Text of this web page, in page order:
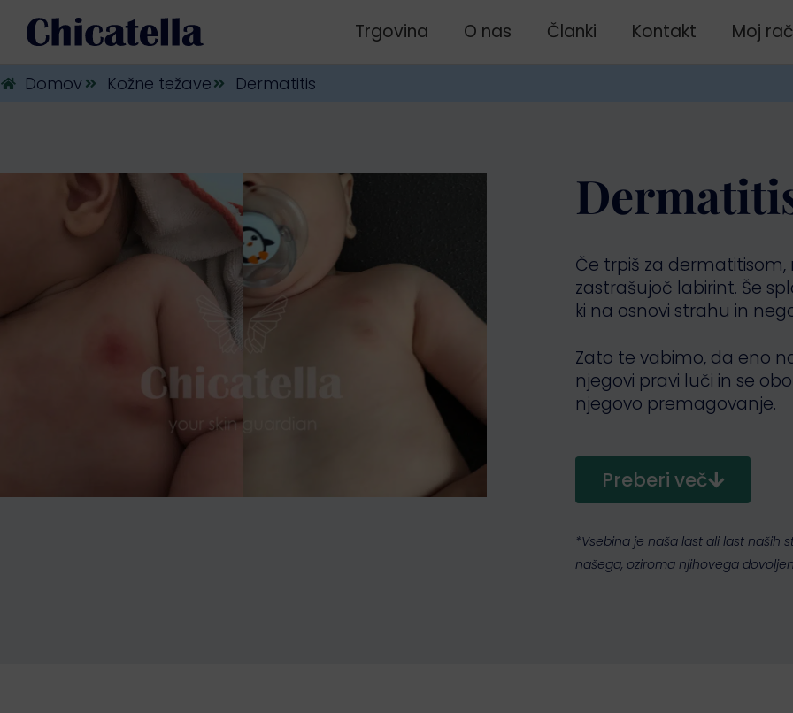
Trgovina O nas Članki Kontakt Moj
Domov Kožne težave Dermatitis
Če trpiš za
zastrašujoč labirint. Še
ki na osnovi strahu in
Zato te vabimo, da eno
njegovi pravi luči in se
njegovo premagovanje.
Preberi več
*Vsebina je naša last ali last naših
našega, oziroma njihovega